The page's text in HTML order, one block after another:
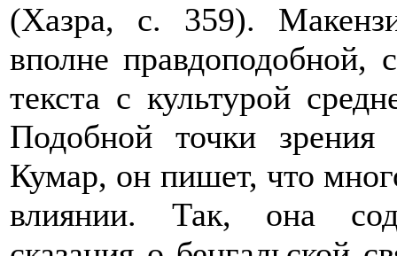
(Хазра, с. 359).
вполне правдоподобной,
текста с культурой
Подобной точки
Кумар, он пишет, что
влиянии. Так, она